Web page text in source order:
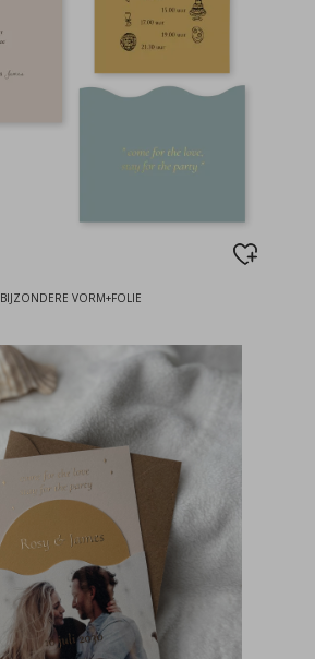
BIJZONDERE VORM+FOLIE